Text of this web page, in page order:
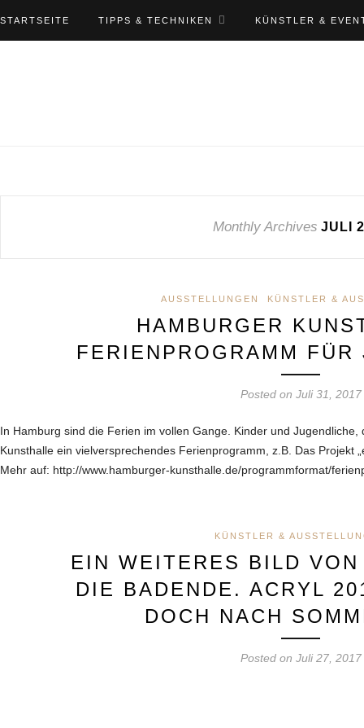
STARTSEITE TIPPS & TECHNIKEN KÜNSTLER &
Monthly Archives JULI
AUSSTELLUNGEN KÜNSTLER &
HAMBURGER
FERIENPROGRAMM FÜR
Posted on Juli 31, 2017
In Hamburg sind die Ferien im vollen Gange. Kinder und
Kunsthalle ein vielversprechendes Ferienprogramm, z.B. Das Projekt
Mehr auf: http://www.hamburger-kunsthalle.de/programmformat/
KÜNSTLER &
EIN WEITERES BILD
DIE BADENDE. ACRYL
DOCH NACH
Posted on Juli 27, 2017